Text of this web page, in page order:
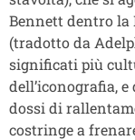
Bennett dentro la
(tradotto da
significati più
dell’iconografia, e
dossi di
costringe a